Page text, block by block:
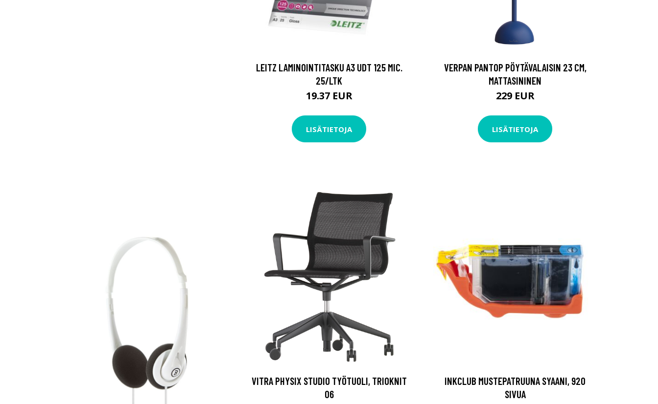
LEITZ LAMINOINTITASKU A3 UDT 125 MIC.
25/LTK
19.37 EUR
LISÄTIETOJA
VERPAN PANTOP PÖYTÄVALAISIN 23 CM,
MATTASININEN
229 EUR
LISÄTIETOJA
VITRA PHYSIX STUDIO TYÖTUOLI, TRIOKNIT
06
INKCLUB MUSTEPATRUUNA SYAANI, 920
SIVUA